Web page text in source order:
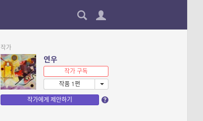
작가
연우
작가 구독
작품 1편
작가에게 제안하기